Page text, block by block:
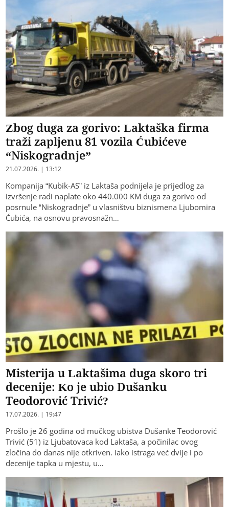
Zbog duga za gorivo: Laktaška firma
traži zapljenu 81 vozila Ćubićeve
“Niskogradnje”
21.07.2026. | 13:12
Kompanija “Kubik-AS” iz Laktaša podnijela je prijedlog za
izvršenje radi naplate oko 440.000 KM duga za gorivo od
posrnule “Niskogradnje” u vlasništvu biznismena Ljubomira
Ćubića, na osnovu pravosnažn…
Misterija u Laktašima duga skoro tri
decenije: Ko je ubio Dušanku
Teodorović Trivić?
17.07.2026. | 19:47
Prošlo je 26 godina od mučkog ubistva Dušanke Teodorović
Trivić (51) iz Ljubatovaca kod Laktaša, a počinilac ovog
zločina do danas nije otkriven. Iako istraga već dvije i po
decenije tapka u mjestu, u…